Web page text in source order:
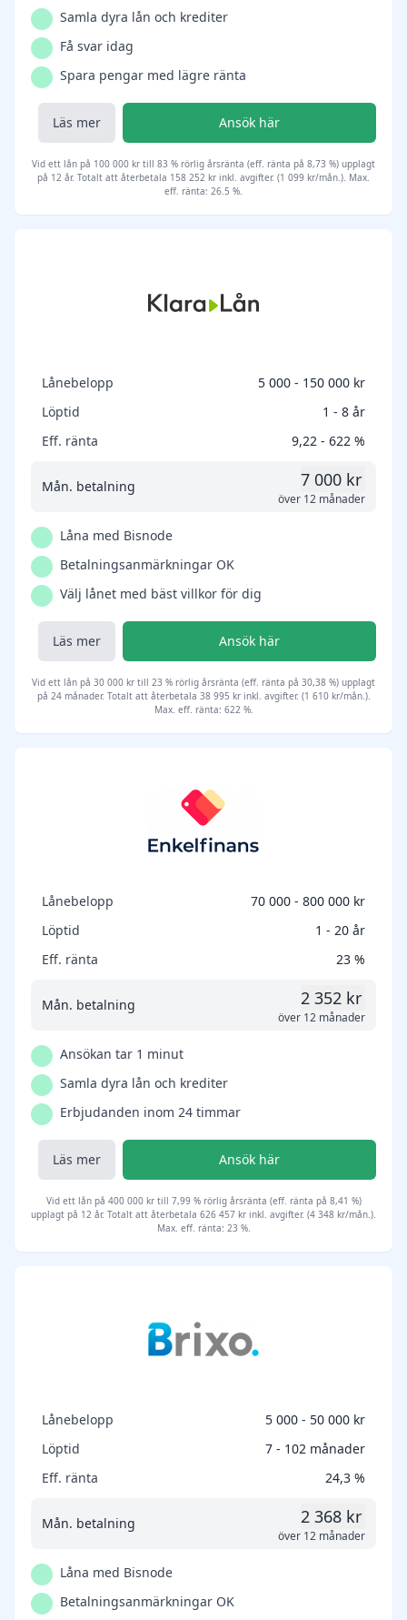
Samla dyra lån och krediter
Få svar idag
Spara pengar med lägre ränta
Läs mer Ansök här
Vid ett lån på 100 000 kr till 83 % rörlig årsränta (eff. ränta på 8,73 %) upplagt
på 12 år. Totalt att återbetala 158 252 kr inkl. avgifter. (1 099 kr/mån.). Max.
eff. ränta: 26.5 %.
Lånebelopp
5 000 - 150 000 kr
Löptid
1 - 8 år
Eff. ränta
9,22 - 622 %
Mån. betalning 7 000 kr
över 12 månader
Låna med Bisnode
Betalningsanmärkningar OK
Välj lånet med bäst villkor för dig
Läs mer Ansök här
Vid ett lån på 30 000 kr till 23 % rörlig årsränta (eff. ränta på 30,38 %) upplagt
på 24 månader. Totalt att återbetala 38 995 kr inkl. avgifter. (1 610 kr/mån.).
Max. eff. ränta: 622 %.
Lånebelopp
70 000 - 800 000 kr
Löptid
1 - 20 år
Eff. ränta
23 %
Mån. betalning 2 352 kr
över 12 månader
Ansökan tar 1 minut
Samla dyra lån och krediter
Erbjudanden inom 24 timmar
Läs mer Ansök här
Vid ett lån på 400 000 kr till 7,99 % rörlig årsränta (eff. ränta på 8,41 %)
upplagt på 12 år. Totalt att återbetala 626 457 kr inkl. avgifter. (4 348 kr/mån.).
Max. eff. ränta: 23 %.
Lånebelopp
5 000 - 50 000 kr
Löptid
7 - 102 månader
Eff. ränta
24,3 %
Mån. betalning 2 368 kr
över 12 månader
Låna med Bisnode
Betalningsanmärkningar OK